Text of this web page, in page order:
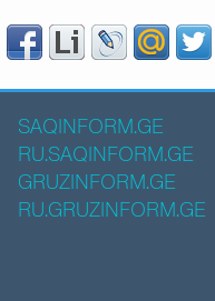
SAQINFORM.GE
RU.SAQINFORM.GE
GRUZINFORM.GE
RU.GRUZINFORM.GE